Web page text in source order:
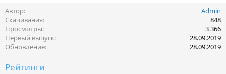
н
и
Автор
Admin
Скачивания
848
Просмотры
3 366
Первый выпуск
28.09.2019
Обновление
28.09.2019
Рейтинги